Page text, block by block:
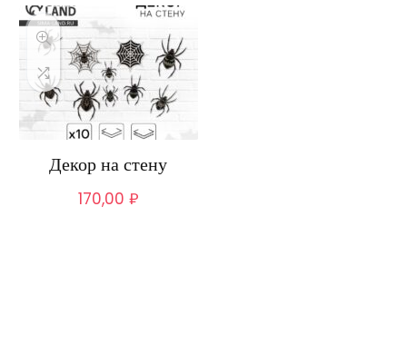
Декор на стену
170,00 ₽